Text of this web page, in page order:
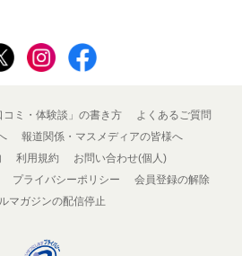
コミ・体験談」の書き方
よくあるご質問
報道関係・マスメディアの皆様へ
利用規約
お問い合わせ(個人)
プライバシーポリシー
会員登録の解除
マガジンの配信停止